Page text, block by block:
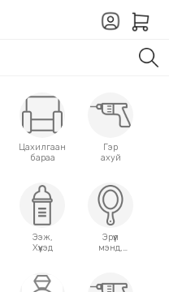
Цахилгаан
бараа
Гэр
ахуй
Ээж,
Хүүхэд
Эрүүл
мэнд,